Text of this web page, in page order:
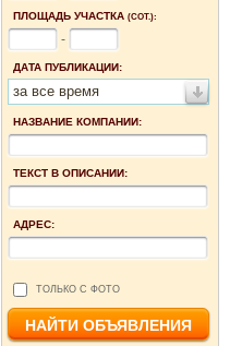
ПЛОЩАДЬ УЧАСТКА (СОТ.):
-
ДАТА ПУБЛИКАЦИИ:
за все время
НАЗВАНИЕ КОМПАНИИ:
ТЕКСТ В ОПИСАНИИ:
АДРЕС:
ТОЛЬКО С ФОТО